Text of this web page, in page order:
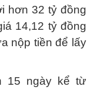
hơn 32 tỷ đồng
14,12 tỷ đồng
nộp tiền để lấy
15 ngày kể từ